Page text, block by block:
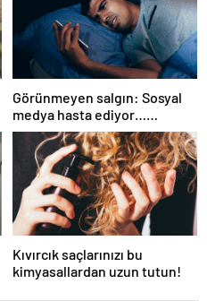
Görünmeyen salgın: Sosyal
medya hasta ediyor…
Fiziksel, duygusal, zihinsel
etkilerine inanamayacaksınız
Kıvırcık saçlarınızı bu
kimyasallardan uzun tutun!